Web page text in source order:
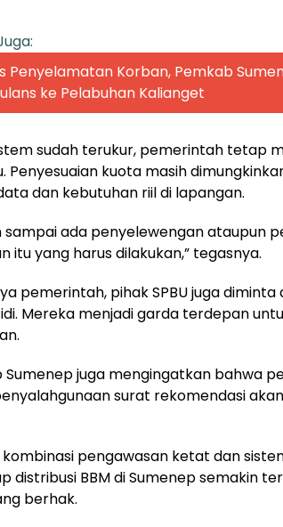
Penyelamatan Korban, Pemkab
ke Pelabuhan Kalianget
sudah terukur, pemerintah tetap
Penyesuaian kuota masih
dan kebutuhan riil di lapangan.
sampai ada penyelewengan ataupun
itu yang harus dilakukan,” tegasnya.
pemerintah, pihak SPBU juga
Mereka menjadi garda terdepan
Sumenep juga mengingatkan bahwa
surat rekomendasi
kombinasi pengawasan ketat dan
distribusi BBM di Sumenep semakin
berhak.